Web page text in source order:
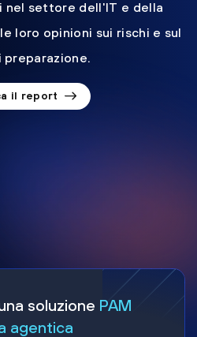
nel settore dell'IT e della
loro opinioni sui rischi e sul
preparazione.
il report
soluzione PAM
agentica